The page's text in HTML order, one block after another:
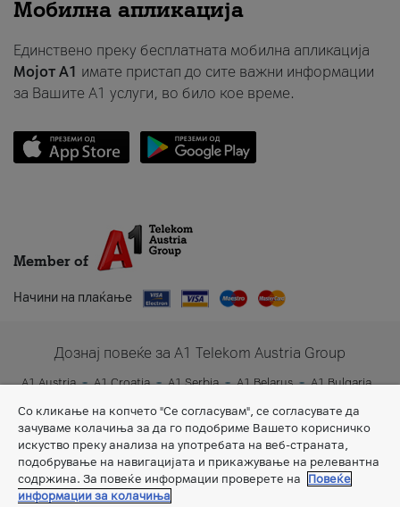
Мобилна апликација
Единствено преку бесплатната мобилна апликација
Мојот A1 имате пристап до сите важни информации
за Вашите A1 услуги, во било кое време.
Member of
Начини на плаќање
Дознај повеќе за A1 Telekom Austria Group
A1 Austria A1 Croatia A1 Serbia A1 Belarus
A1 Bulgaria
A1 Slovenia
A1 Digital
Со кликање на копчето "Се согласувам", се согласувате да
зачуваме колачиња за да го подобриме Вашето корисничко
искуство преку анализа на употребата на веб-страната,
подобрување на навигацијата и прикажување на релевантна
содржина. За повеќе информации проверете на
Повеќе
информации за колачиња